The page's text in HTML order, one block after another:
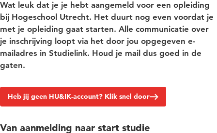
Wat leuk dat je je hebt aangemeld voor een opleiding
bij Hogeschool Utrecht. Het duurt nog even voordat je
met je opleiding gaat starten. Alle communicatie over
je inschrijving loopt via het door jou opgegeven e-
mailadres in Studielink. Houd je mail dus goed in de
gaten.
Heb jij geen HU&IK-account? Klik snel door
Van aanmelding naar start studie